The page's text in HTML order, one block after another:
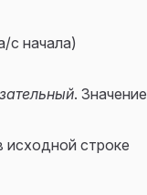
с начала)
. Значение
исходной строке